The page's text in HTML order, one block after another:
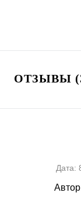
ОТЗЫВЫ
Дата: